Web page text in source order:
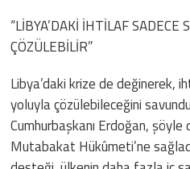
“LİBYA’DAKİ İHTİLAF SADECE
ÇÖZÜLEBİLİR”
Libya’daki krize de değinerek,
yoluyla çözülebileceğini
Cumhurbaşkanı Erdoğan,
Mutabakat Hükûmeti’ne